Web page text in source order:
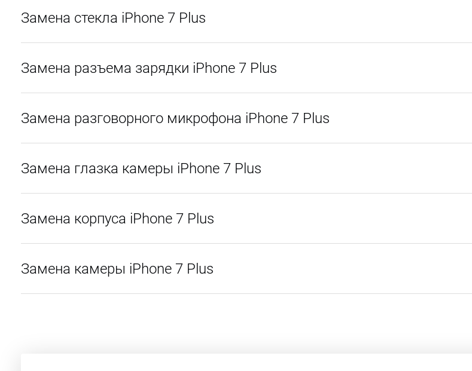
Замена стекла iPhone 7 Plus
Замена разъема зарядки iPhone 7 Plus
Замена разговорного микрофона iPhone 7 Plus
Замена глазка камеры iPhone 7 Plus
Замена корпуса iPhone 7 Plus
Замена камеры iPhone 7 Plus